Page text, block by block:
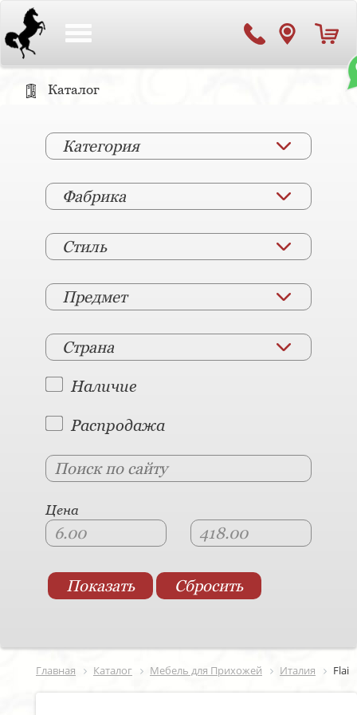
Каталог
Категория
Фабрика
Стиль
Предмет
Страна
Наличие
Распродажа
Цена
Главная Каталог Мебель для Прихожей Италия Flai